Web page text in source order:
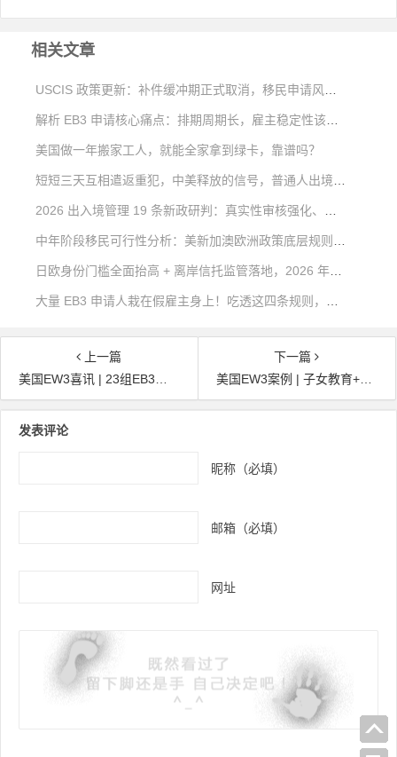
相关文章
美国做一年搬家工人，就能全家拿到绿卡，靠谱吗？
上一篇
美国EW3喜讯 | 23组EB3非技术移民家庭收到广领馆11月面签通知，面试辅导全面启动！
下一篇
美国EW3案例 | 子女教育+家庭发展双驱动——L先生一家的美国移民规划
发表评论
昵称（必填）
邮箱（必填）
网址